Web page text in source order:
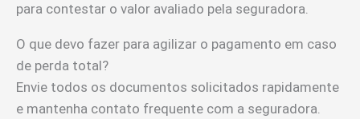
para contestar o valor avaliado pela seguradora.
O que devo fazer para agilizar o pagamento em caso
de perda total?
Envie todos os documentos solicitados rapidamente
e mantenha contato frequente com a seguradora.